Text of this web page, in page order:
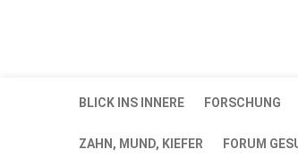
BLICK INS INNERE FORSCHUNG
ZAHN, MUND, KIEFER FORUM